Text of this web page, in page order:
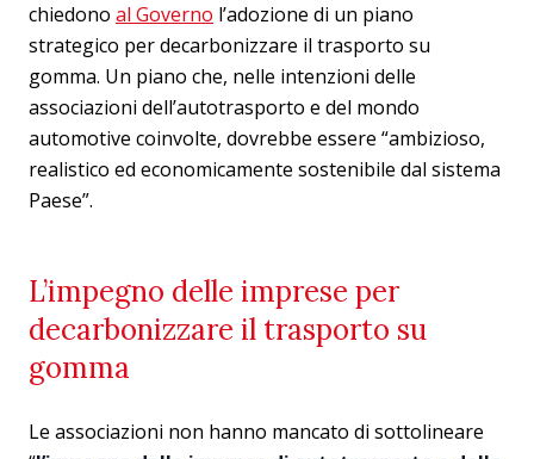
chiedono al Governo l’adozione di un piano
strategico per decarbonizzare il trasporto su
gomma. Un piano che, nelle intenzioni delle
associazioni dell’autotrasporto e del mondo
automotive coinvolte, dovrebbe essere “ambizioso,
realistico ed economicamente sostenibile dal sistema
Paese”.
L’impegno delle imprese per
decarbonizzare il trasporto su
gomma
Le associazioni non hanno mancato di sottolineare